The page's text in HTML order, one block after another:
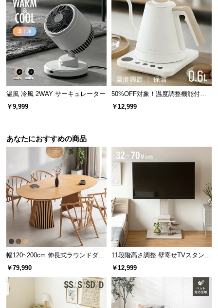
ブ
ロ
グ
企
業
情
o.,
温風 冷風 2WAY サーキュレーター
￥9,999
50%OFF対象！温度調整機能付き
電気ケトル
￥12,999
あなたにおすすめの商品
幅120~200cm 伸長式ラウンドダイ
ニングテーブル 6人掛け 天然木突
￥79,990
11段階高さ調整 壁寄せTVスタンド
キャスター付き 上下左右角度調節
￥12,999